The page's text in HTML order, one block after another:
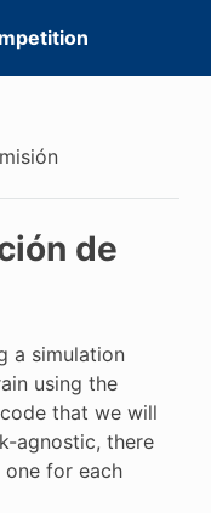
de
a simulation
using the
that we will
agnostic, there
for each